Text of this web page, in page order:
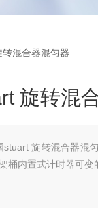
混合器混匀器
旋转混
stuart 旋转混合器混
桶内置式计时器可